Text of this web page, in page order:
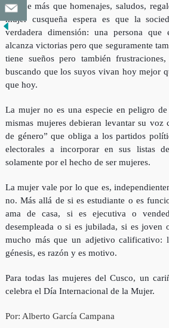
Porque más que homenajes, saludos,
mujer cusqueña espera es que la
verdadera dimensión: una persona que
alcanza victorias pero que seguramente
tiene sueños pero también
buscando que los suyos vivan hoy mejor
que hoy.
La mujer no es una especie en peligro
mismas mujeres debieran levantar su voz
de género” que obliga a los partidos
electorales a incorporar en sus listas
solamente por el hecho de ser mujeres.
La mujer vale por lo que es,
no. Más allá de si es estudiante o es
ama de casa, si es ejecutiva o
desempleada o si es jubilada, si es joven
mucho más que un adjetivo calificativo:
génesis, es razón y es motivo.
Para todas las mujeres del Cusco, un
celebra el Día Internacional de la Mujer.
Por: Alberto García Campana